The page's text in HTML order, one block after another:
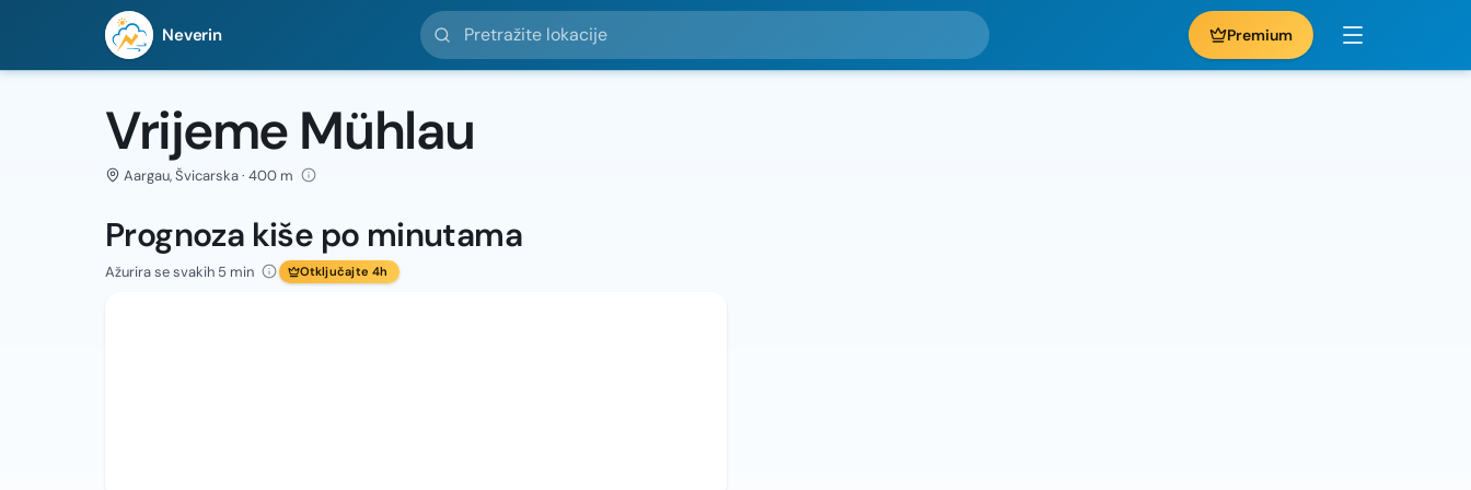
Neverin
Pretražite lokacije
Premium
Vrijeme Mühlau
Aargau, Švicarska · 400 m
Prognoza kiše po minutama
Ažurira se svakih 5 min Otključajte 4h